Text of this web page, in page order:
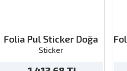
Folia Pul Sticker Doğa
Sticker